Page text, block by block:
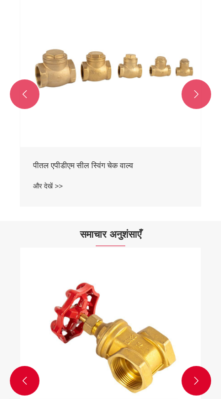
पीतल एपीडीएम सील स्विंग चेक वाल्व
और देखें >>
 
समाचार अनुशंसाएँ
 